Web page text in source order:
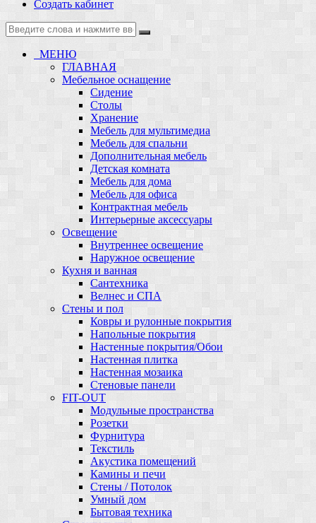
Создать кабинет
МЕНЮ
ГЛАВНАЯ
Мебельное оснащение
Сидение
Столы
Хранение
Мебель для мультимедиа
Мебель для спальни
Дополнительная мебель
Детская комната
Мебель для дома
Мебель для офиса
Контрактная мебель
Интерьерные аксессуары
Освещение
Внутреннее освещение
Наружное освещение
Кухня и ванная
Сантехника
Велнес и СПА
Стены и пол
Ковры и рулонные покрытия
Напольные покрытия
Настенные покрытия/Обои
Настенная плитка
Настенная мозаика
Стеновые панели
FIT-OUT
Модульные пространства
Розетки
Фурнитура
Текстиль
Акустика помещений
Камины и печи
Стены / Потолок
Умный дом
Бытовая техника